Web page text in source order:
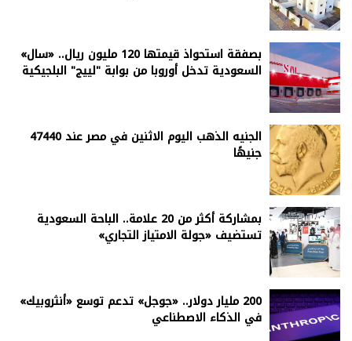
بصفقة استحواذ قيمتها 120 مليون ريال.. «سال»
السعودية تدخل أوروبا من بوابة "لييج" البلجيكية
الجنيه الذهب اليوم الاثنين في مصر عند 47440
جنيهًا
بمشاركة أكثر من 20 علامة.. الباحة السعودية
تستضيف «جولة الامتياز التجاري»
200 مليار دولار.. «جوجل» تدعم توسع «أنثروبيك»
في الذكاء الاصطناعي